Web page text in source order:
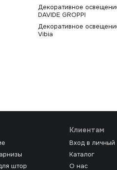
Декоративное
DAVIDE GROPPI
Декоративное
Vibia
штор
Клиентам
Вход в личный
Каталог
О нас